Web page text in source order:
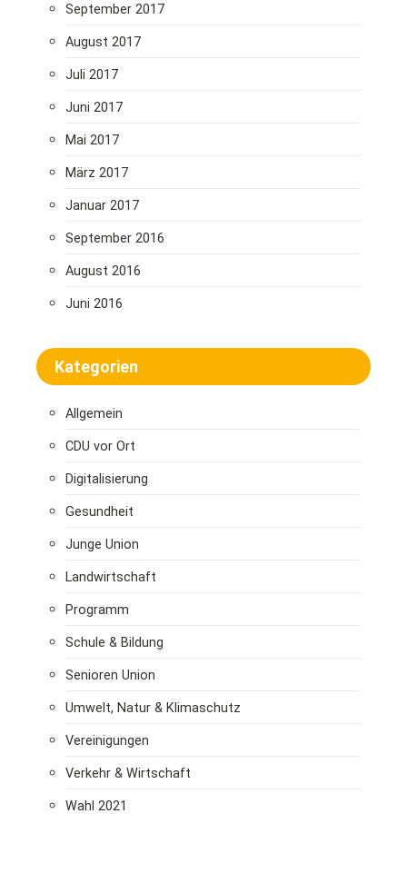
September 2017
August 2017
Juli 2017
Juni 2017
Mai 2017
März 2017
Januar 2017
September 2016
August 2016
Juni 2016
Kategorien
Allgemein
CDU vor Ort
Digitalisierung
Gesundheit
Junge Union
Landwirtschaft
Programm
Schule & Bildung
Senioren Union
Umwelt, Natur & Klimaschutz
Vereinigungen
Verkehr & Wirtschaft
Wahl 2021